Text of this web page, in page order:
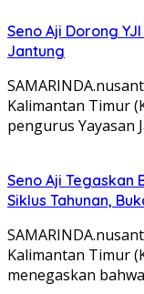
Seno Aji Dorong
Jantung
Kalimantan Timur
pengurus Yayasan
Seno Aji Tegaskan
Siklus Tahunan,
Kalimantan Timur
menegaskan